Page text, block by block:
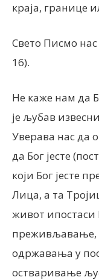
краја, границе
Свето Писмо нас
16).
Не каже нам да
је љубав
Уверава нас да
да Бог јесте
који Бог јесте
Лица, а та
живот ипостаси
преживљавање,
одржавања у
остваривање